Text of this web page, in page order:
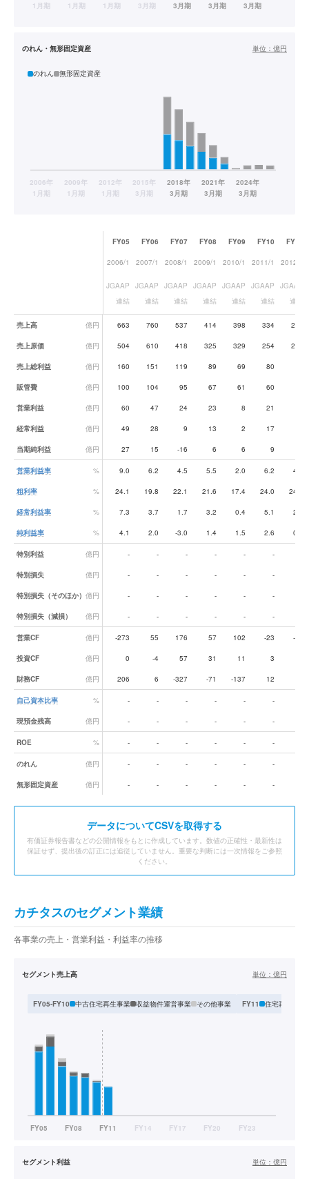
のれん・無形固定資産 単位： 億円
のれん 無形固定資産
業績データ一覧
FY05 FY06 FY07 FY08 FY09 FY10 FY11
2006/1 2007/1 2008/1 2009/1 2010/1 2011/1 2012/1
JGAAP
連結
JGAAP
連結
JGAAP
連結
JGAAP
連結
JGAAP
連結
JGAAP
連結
JGAAP
連結
売上高 億円 663 760 537 414 398 334 274
売上原価 億円 504 610 418 325 329 254 207
売上総利益 億円 160 151 119 89 69 80
販管費 億円 100 104 95 67 61 60
営業利益 億円 60 47 24 23 8 21
経常利益 億円 49 28 9 13 2 17
当期純利益 億円 27 15 -16 6 6 9
営業利益率 % 9.0 6.2 4.5 5.5 2.0 6.2 4.4
粗利率 % 24.1 19.8 22.1 21.6 17.4 24.0 24.6
経常利益率 % 7.3 3.7 1.7 3.2 0.4 5.1 2.9
純利益率 % 4.1 2.0 -3.0 1.4 1.5 2.6 0.8
特別利益 億円 - - - - - -
特別損失 億円 - - - - - -
特別損失（そのほか） 億円 - - - - - -
特別損失（減損） 億円 - - - - - -
営業CF 億円 -273 55 176 57 102 -23 -24
投資CF 億円 0 -4 57 31 11 3
財務CF 億円 206 6 -327 -71 -137 12
自己資本比率 % - - - - - -
現預金残高 億円 - - - - - -
ROE % - - - - - -
のれん 億円 - - - - - -
無形固定資産 億円 - - - - - -
データについてCSVを取得する
有価証券報告書などの公開情報をもとに作成しています。数値の正確性・最新性は
保証せず、提出後の訂正には追従していません。重要な判断には一次情報をご参照
ください。
カチタスのセグメント業績
各事業の売上・営業利益・利益率の推移
セグメント売上高 単位： 億円
FY05-FY10 中古住宅再生事業 収益物件運営事業 その他事業 FY11 住宅再生販売
セグメント利益 単位： 億円